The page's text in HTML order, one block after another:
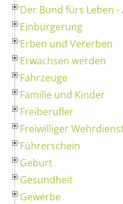
Der Bund fürs Leben
Einbürgerung
Erben und Vererben
Erwachsen werden
Fahrzeuge
Familie und Kinder
Freiberufler
Freiwilliger
Führerschein
Geburt
Gesundheit
Gewerbe